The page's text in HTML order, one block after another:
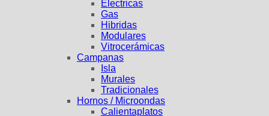
Electricas
Gas
Hibridas
Modulares
Vitrocerámicas
Campanas
Isla
Murales
Tradicionales
Hornos / Microondas
Calientaplatos